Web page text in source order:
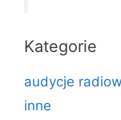
Kategorie
audycje
inne